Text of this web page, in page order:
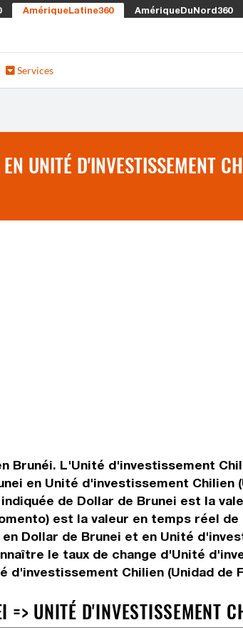
AmériqueLatine360 AmériqueDuNord360
Services
UNITÉ D'INVESTISSEMENT
Brunéi. L'Unité d'investissement
en Unité d'investissement Chilien
de Dollar de Brunei est la
est la valeur en temps réel de
Dollar de Brunei et en Unité
le taux de change d'Unité
d'investissement Chilien (Unidad de
=> UNITÉ D'INVESTISSEMENT